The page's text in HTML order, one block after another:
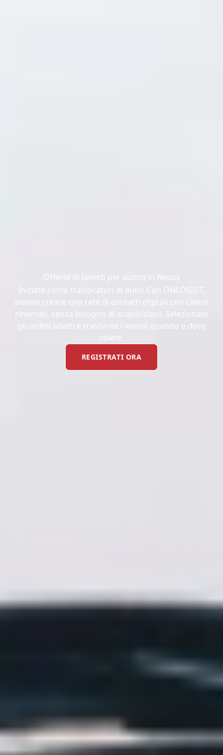
Offerte di lavoro per autisti in Neuss
Iniziate come traslocatori di auto! Con ONLOGIST,
potete creare una rete di contatti digitali con clienti
rinomati, senza bisogno di acquisizioni. Selezionate
gli ordini adatti e trasferite i veicoli quando e dove
volete.
REGISTRATI ORA